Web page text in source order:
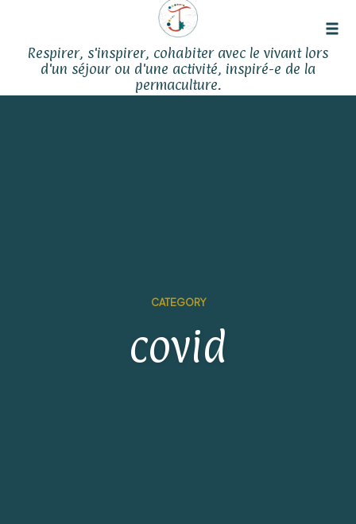
Respirer, s'inspirer, cohabiter avec le vivant lors
d'un séjour ou d'une activité, inspiré-e de la
permaculture.
CATEGORY
covid